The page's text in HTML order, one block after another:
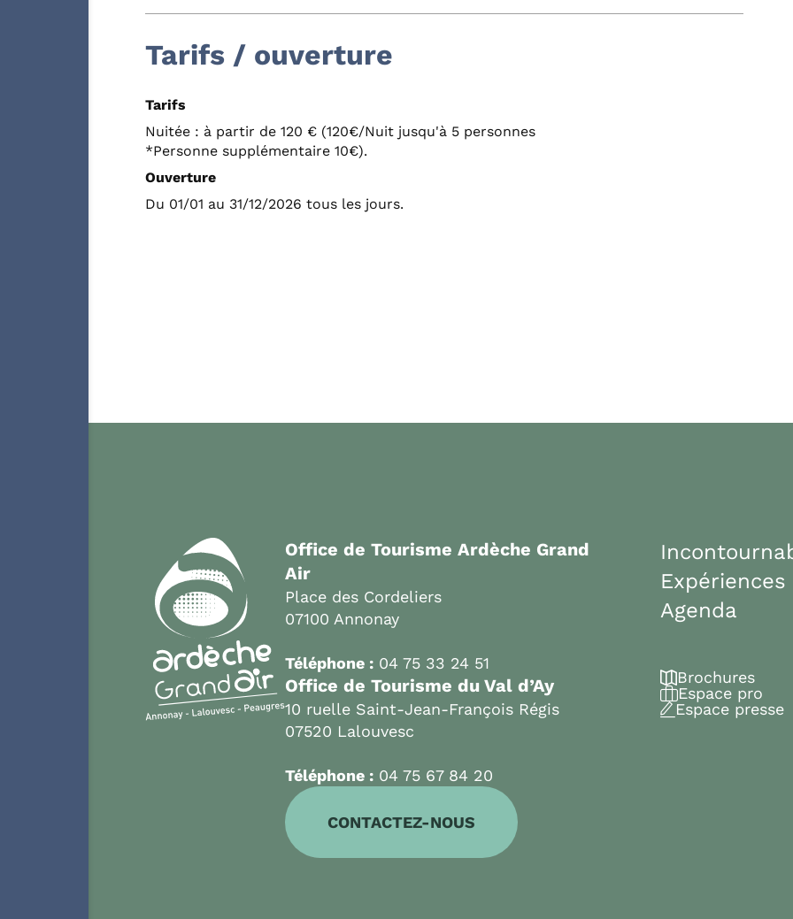
Tarifs / ouverture
Tarifs
Nuitée : à partir de 120 € (120€/Nuit jusqu'à 5 personnes
*Personne supplémentaire 10€).
Ouverture
Du 01/01 au 31/12/2026 tous les jours.
Office de Tourisme Ardèche Grand
Air
Place des Cordeliers
07100 Annonay
Téléphone : 04 75 33 24 51
Office de Tourisme du Val d’Ay
10 ruelle Saint-Jean-François Régis
07520 Lalouvesc
Téléphone : 04 75 67 84 20
CONTACTEZ-NOUS
Expériences
Agenda
Brochures
Espace pro
Espace presse